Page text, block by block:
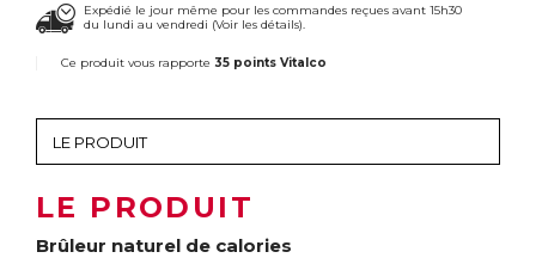
Expédié le jour même pour les commandes reçues avant 15h30
du lundi au vendredi (Voir les détails).
Ce produit vous rapporte 35 points Vitalco
LE PRODUIT
Brûleur naturel de calories